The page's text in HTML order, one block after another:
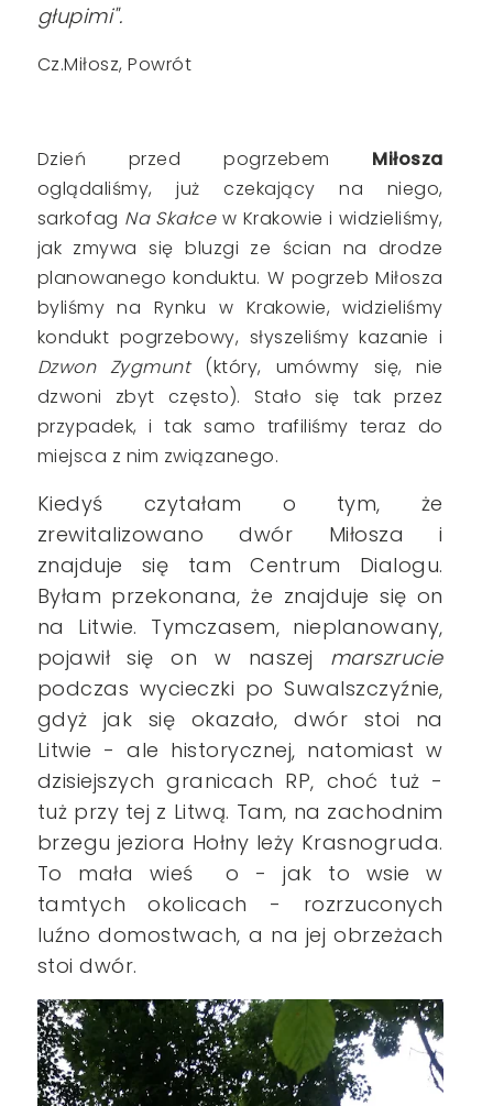
głupimi".
Cz.Miłosz, Powrót
Dzień przed pogrzebem Miłosza
oglądaliśmy, już czekający na niego,
sarkofag Na Skałcew Krakowie i widzieliśmy,
jak zmywa się bluzgi ze ścian na drodze
planowanego konduktu. W pogrzeb Miłosza
byliśmy na Rynku w Krakowie, widzieliśmy
kondukt pogrzebowy, słyszeliśmy kazanie i
Dzwon Zygmunt(który, umówmy się, nie
dzwoni zbyt często). Stało się tak przez
przypadek, i tak samo trafiliśmy teraz do
miejsca z nim związanego.
Kiedyś czytałam o tym, że
zrewitalizowano dwór Miłosza i
znajduje się tam Centrum Dialogu.
Byłam przekonana, że znajduje się on
na Litwie. Tymczasem, nieplanowany,
pojawił się on w naszej marszrucie
podczas wycieczki po Suwalszczyźnie,
gdyż jak się okazało, dwór stoi na
Litwie - ale historycznej, natomiast w
dzisiejszych granicach RP, choć tuż -
tuż przy tej z Litwą. Tam, na zachodnim
brzegu jeziora Hołny leży Krasnogruda.
To mała wieś o - jak to wsie w
tamtych okolicach - rozrzuconych
luźno domostwach, a na jej obrzeżach
stoi dwór.